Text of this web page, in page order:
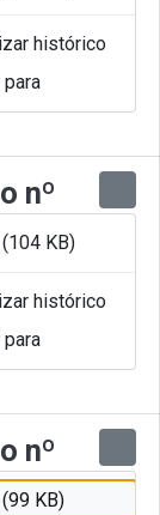
nº
nº
histórico
para
KB)
histórico
para
KB)